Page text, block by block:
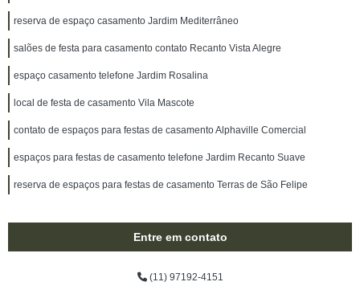
reserva de espaço casamento Jardim Mediterrâneo
salões de festa para casamento contato Recanto Vista Alegre
espaço casamento telefone Jardim Rosalina
local de festa de casamento Vila Mascote
contato de espaços para festas de casamento Alphaville Comercial
espaços para festas de casamento telefone Jardim Recanto Suave
reserva de espaços para festas de casamento Terras de São Felipe
Entre em contato
(11) 97192-4151